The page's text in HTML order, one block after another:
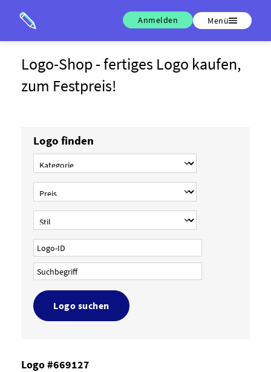
Anmelden Menü
Logo-Shop - fertiges Logo kaufen,
zum Festpreis!
Logo finden
Logo suchen
Logo #669127